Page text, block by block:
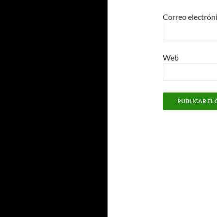
Correo
Web